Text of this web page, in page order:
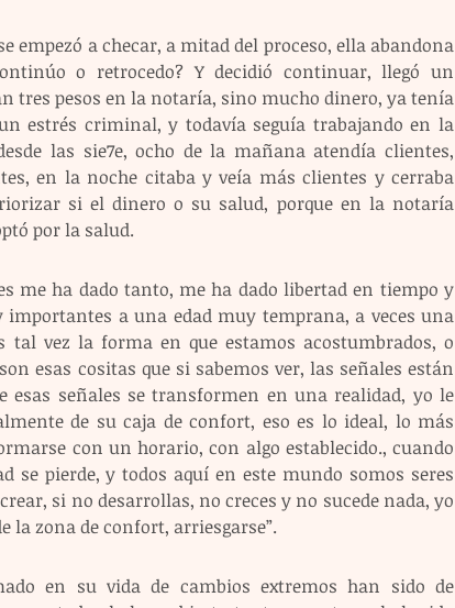
empezó a checar, a mitad del proceso, ella abandona
o retrocedo? Y decidió continuar, llegó un
tres pesos en la notaría, sino mucho dinero, ya tenía
estrés criminal, y todavía seguía trabajando en la
las sie7e, ocho de la mañana atendía clientes,
en la noche citaba y veía más clientes y cerraba
si el dinero o su salud, porque en la notaría
por la salud.
me ha dado tanto, me ha dado libertad en tiempo y
a una edad muy temprana, a veces una
vez la forma en que estamos acostumbrados, o
esas cositas que si sabemos ver, las señales están
esas señales se transformen en una realidad, yo le
de su caja de confort, eso es lo ideal, lo más
con un horario, con algo establecido., cuando
se pierde, y todos aquí en este mundo somos seres
si no desarrollas, no creces y no sucede nada, yo
la zona de confort, arriesgarse”.
en su vida de cambios extremos han sido de